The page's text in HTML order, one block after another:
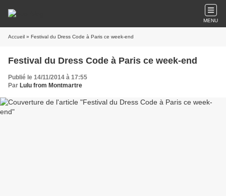
MENU
Accueil » Festival du Dress Code à Paris ce week-end
Festival du Dress Code à Paris ce week-end
Publié le 14/11/2014 à 17:55
Par Lulu from Montmartre